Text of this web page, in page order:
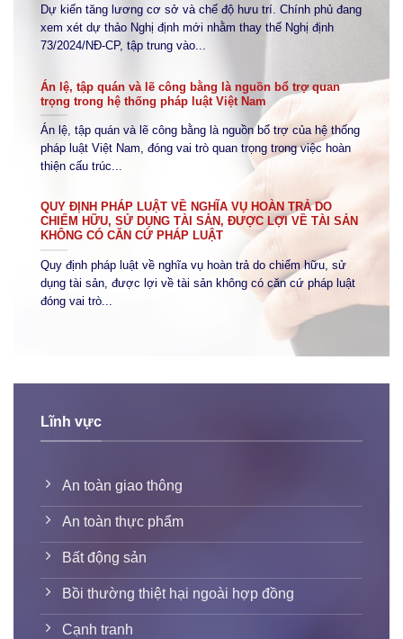
Dự kiến tăng lương cơ sở và chế độ hưu trí. Chính phủ đang
xem xét dự thảo Nghị định mới nhằm thay thế Nghị định
73/2024/NĐ-CP, tập trung vào...
Án lệ, tập quán và lẽ công bằng là nguồn bổ trợ quan
trọng trong hệ thống pháp luật Việt Nam
Án lệ, tập quán và lẽ công bằng là nguồn bổ trợ của hệ thống
pháp luật Việt Nam, đóng vai trò quan trọng trong việc hoàn
thiện cấu trúc...
QUY ĐỊNH PHÁP LUẬT VỀ NGHĨA VỤ HOÀN TRẢ DO
CHIẾM HỮU, SỬ DỤNG TÀI SẢN, ĐƯỢC LỢI VỀ TÀI SẢN
KHÔNG CÓ CĂN CỨ PHÁP LUẬT
Quy định pháp luật về nghĩa vụ hoàn trả do chiếm hữu, sử
dụng tài sản, được lợi về tài sản không có căn cứ pháp luật
đóng vai trò...
Lĩnh vực
An toàn giao thông
An toàn thực phẩm
Bất động sản
Bồi thường thiệt hại ngoài hợp đồng
Cạnh tranh